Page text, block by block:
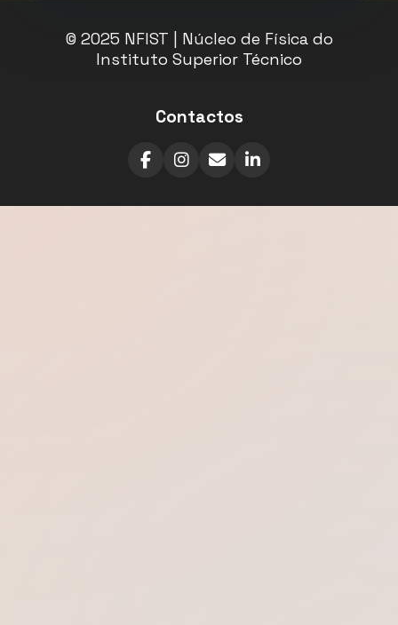
© 2025 NFIST | Núcleo de Física do
Instituto Superior Técnico
Contactos